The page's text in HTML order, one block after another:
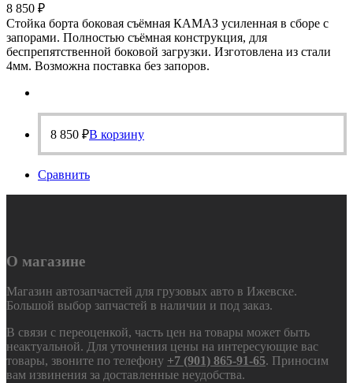
8 850 ₽
Стойка борта боковая съёмная КАМАЗ усиленная в сборе с
запорами. Полностью съёмная конструкция, для
беспрепятственной боковой загрузки. Изготовлена из стали
4мм. Возможна поставка без запоров.
8 850 ₽В корзину
Сравнить
О магазине
Магазин автозапчастей для грузовых авто в Ижевске.
Большой выбор запчастей в наличии и под заказ.
В связи с переоценкой, часть цен на товары может быть
неактуальной. Для уточнения цены на интересующие вас
товары, звоните по телефону +7 (901) 865-91-65. Приносим
вам извинения за доставленные неудобства.